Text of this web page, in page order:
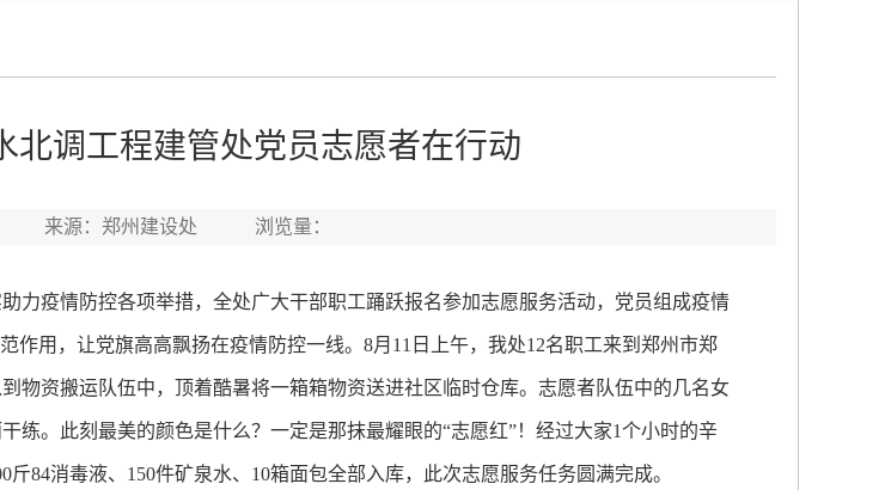
北调工程建管处党员志愿者在行动
来源：郑州建设处 浏览量：
疫情防控各项举措，全处广大干部职工踊跃报名参加志愿服务活动，党员组成疫情
作用，让党旗高高飘扬在疫情防控一线。8月11日上午，我处12名职工来到郑州市郑
物资搬运队伍中，顶着酷暑将一箱箱物资送进社区临时仓库。志愿者队伍中的几名女
练。此刻最美的颜色是什么？一定是那抹最耀眼的“志愿红”！经过大家1个小时的辛
84消毒液、150件矿泉水、10箱面包全部入库，此次志愿服务任务圆满完成。